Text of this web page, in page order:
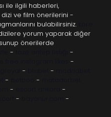
ile ilgili haberleri,
dizi ve film önerilerini -
bulabilirsiniz.
yorum yaparak diğer
önerilerde
-
-
-
- -
- -
-
-
- -